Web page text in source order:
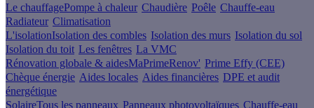
Le chauffagePompe à chaleur Chaudière Poêle Chauffe-eau
Radiateur Climatisation
L'isolationIsolation des combles Isolation des murs Isolation du sol
Isolation du toit Les fenêtres La VMC
Rénovation globale & aidesMaPrimeRenov' Prime Effy (CEE)
Chèque énergie Aides locales Aides financières DPE et audit
énergétique
SolaireTous les panneaux Panneaux photovoltaïques Chauffe-eau